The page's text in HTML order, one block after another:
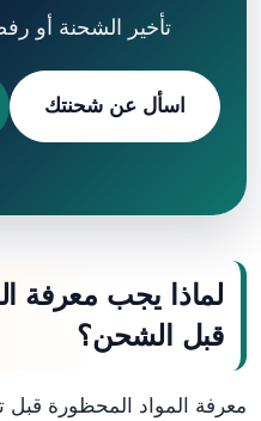
تأخير الشحنة أو
اسأل عن شحنتك
لماذا يجب معرفة
قبل الشحن؟
معرفة المواد المحظورة قبل